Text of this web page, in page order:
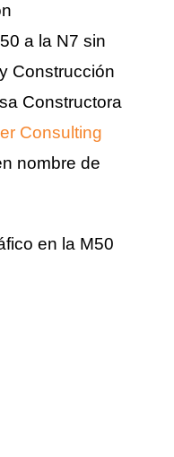
a la N7 sin
Construcción
Constructora
Consulting
nombre de
en la M50